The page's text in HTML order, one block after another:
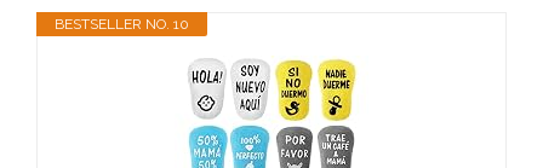
BESTSELLER NO. 10